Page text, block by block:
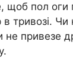
щоб пол оги
тривозі. Чи
не привезе